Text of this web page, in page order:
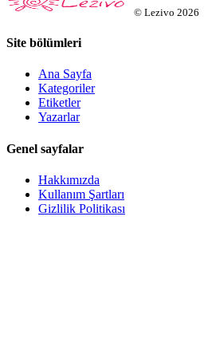
© Lezivo 2026
Site bölümleri
Ana Sayfa
Kategoriler
Etiketler
Yazarlar
Genel sayfalar
Hakkımızda
Kullanım Şartları
Gizlilik Politikası